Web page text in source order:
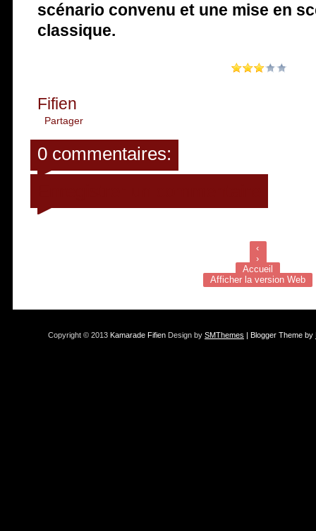
scénario convenu et une mise en
classique.
Fifien
Partager
0 commentaires:
‹
›
Accueil
Afficher la version Web
Copyright © 2013 Kamarade Fifien Design by SMThemes | Blogger Theme by